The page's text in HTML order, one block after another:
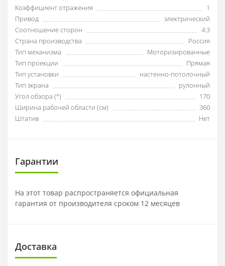
Коэффициент отражения
1
Привод
электрический
Соотношение сторон
4:3
Страна производства
Россия
Тип механизма
Моторизированные
Тип проекции
Прямая
Тип установки
настенно-потолочный
Тип экрана
рулонный
Угол обзора (°)
170
Ширина рабочей области (см)
360
Штатив
Нет
Гарантии
На этот товар распространяется официальная
гарантия от производителя сроком 12 месяцев
Доставка